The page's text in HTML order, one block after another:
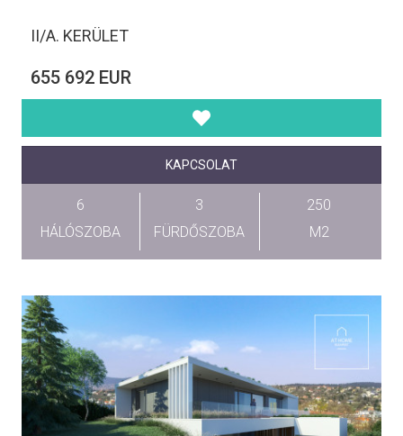
II/A. KERÜLET
655 692 EUR
KAPCSOLAT
6
HÁLÓSZOBA
3
FÜRDŐSZOBA
250
M2